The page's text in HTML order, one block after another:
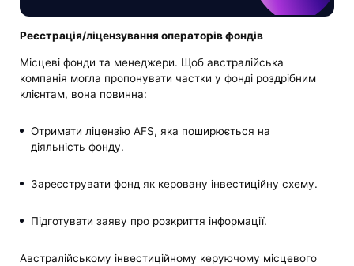
Реєстрація/ліцензування операторів фондів
Місцеві фонди та менеджери. Щоб австралійська
компанія могла пропонувати частки у фонді роздрібним
клієнтам, вона повинна:
Отримати ліцензію AFS, яка поширюється на
діяльність фонду.
Зареєструвати фонд як керовану інвестиційну схему.
Підготувати заяву про розкриття інформації.
Австралійському інвестиційному керуючому місцевого